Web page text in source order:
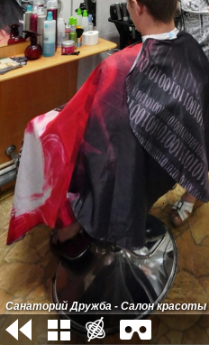
Санаторий Дружба - Салон красоты